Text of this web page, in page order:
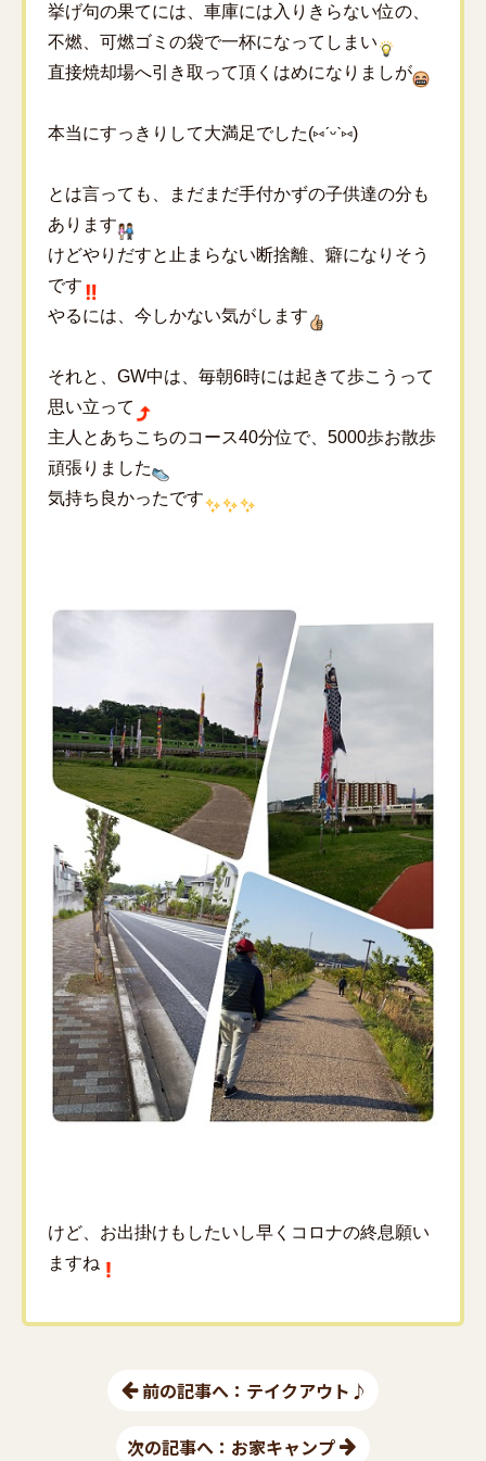
挙げ句の果てには、車庫には入りきらない位の、
不燃、可燃ゴミの袋で一杯になってしまい
直接焼却場へ引き取って頂くはめになりましが
本当にすっきりして大満足でした(⑅ˊᵕˋ⑅)
とは言っても、まだまだ手付かずの子供達の分も
あります
けどやりだすと止まらない断捨離、癖になりそう
です
やるには、今しかない気がします
それと、GW中は、毎朝6時には起きて歩こうって
思い立って
主人とあちこちのコース40分位で、5000歩お散歩
頑張りました
気持ち良かったです
けど、お出掛けもしたいし早くコロナの終息願い
ますね
前の記事へ：テイクアウト♪
次の記事へ：お家キャンプ